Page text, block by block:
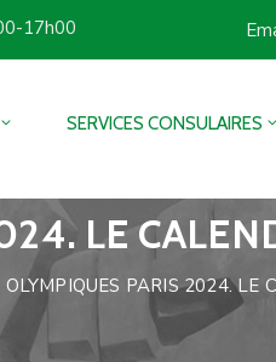
17h00
SERVICES CONSULAIRES
LE
OLYMPIQUES PARIS 2024.